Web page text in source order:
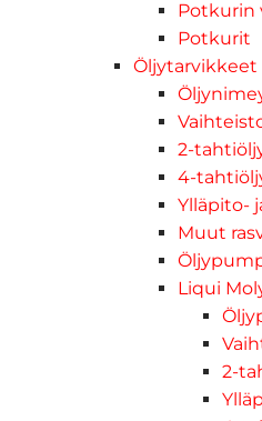
Potkurin
Potkurit
Öljytarvikkeet
2-
4-
Ylläpito-
Muut
Liqui
2-